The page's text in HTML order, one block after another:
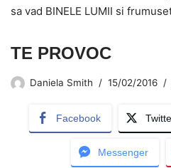
sa vad BINELE LUMII si
TE PROVOC
Daniela Smith 15/02/2016
Facebook
Messenger